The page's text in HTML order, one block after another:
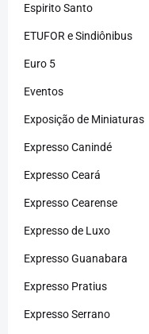
Espirito Santo
ETUFOR e Sindiônibus
Euro 5
Eventos
Exposição de Miniaturas
Expresso Canindé
Expresso Ceará
Expresso Cearense
Expresso de Luxo
Expresso Guanabara
Expresso Pratius
Expresso Serrano